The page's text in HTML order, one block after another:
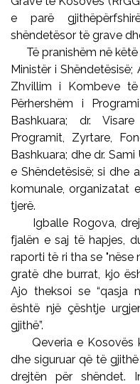
e parë
shëndetësor të grave
Të pranishëm në këtë
Ministër i
Zhvillim i Kombeve të
Përhershëm i
Bashkuara; dr.
Programit, Zyrtare,
Bashkuara; dhe dr.
e Shëndetësisë; si dhe
komunale, organizatat
tjerë.
Igballe Rogova,
fjalën e saj të hapjes,
raporti të ri tha se "nëse
gratë dhe burrat, kjo
Ajo theksoi se “qasja
është një çështje
gjithë”.
Qeveria e Kosovës
dhe siguruar që të
drejtën për shëndet.